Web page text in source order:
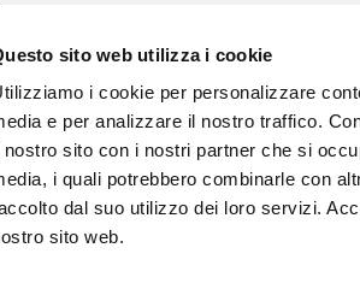
sito web utilizza i cookie
i cookie per personalizzare
e per analizzare il nostro traffico.
nostro sito con i nostri partner che si
i quali potrebbero combinarle con
dal suo utilizzo dei loro servizi.
sito web.
e recessi
Sicurezza: attenzione
frodi
generali di vendita